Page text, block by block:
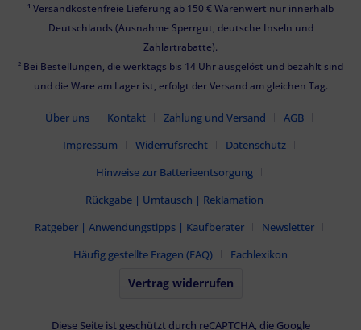
¹ Versandkostenfreie Lieferung ab 150 € Warenwert nur innerhalb
Deutschlands (Ausnahme Sperrgut, deutsche Inseln und
Zahlartrabatte).
² Bei Bestellungen, die werktags bis 14 Uhr ausgelöst und bezahlt sind
und die Ware am Lager ist, erfolgt der Versand am gleichen Tag.
Über uns Kontakt Zahlung und Versand
AGB
Impressum
Widerrufsrecht
Datenschutz
Hinweise zur Batterieentsorgung
Rückgabe | Umtausch | Reklamation
Ratgeber | Anwendungstipps | Kaufberater
Newsletter
Häufig gestellte Fragen (FAQ)
Fachlexikon
Vertrag widerrufen
Diese Seite ist geschützt durch reCAPTCHA, die Google